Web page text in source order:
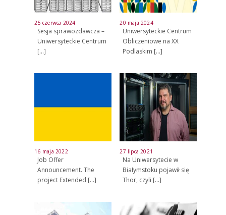
25 czerwca 2024
Sesja sprawozdawcza –
Uniwersyteckie Centrum
[…]
20 maja 2024
Uniwersyteckie Centrum
Obliczeniowe na XX
Podlaskim […]
16 maja 2022
Job Offer
Announcement. The
project Extended […]
27 lipca 2021
Na Uniwersytecie w
Białymstoku pojawił się
Thor, czyli […]